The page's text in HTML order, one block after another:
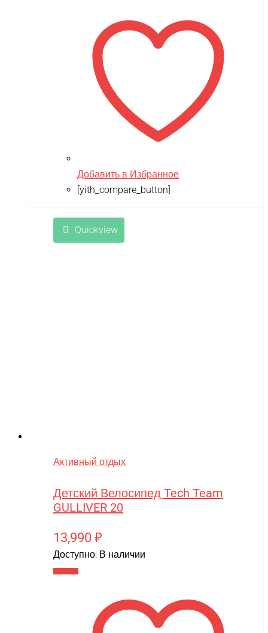
Добавить в Избранное
[yith_compare_button]
Quickview
Активный отдых
Детский Велосипед Tech Team
GULLIVER 20
13,990 ₽
Доступно: В наличии